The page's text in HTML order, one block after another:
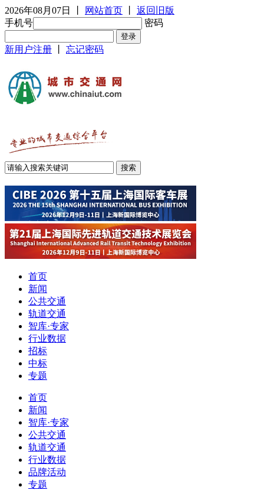
2026年08月07日 网站首页
返回旧版
手机号
密码
新用户注册 忘记密码
首页
新闻
公共交通
轨道交通
智库·专家
行业数据
招标
中标
专题
首页
新闻
智库·专家
公共交通
轨道交通
行业数据
品牌活动
专题